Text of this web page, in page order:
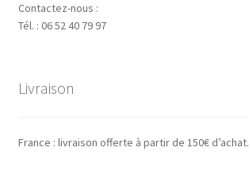
Contactez-nous :
Tél. : 06 52 40 79 97
Livraison
France : livraison offerte à partir de 150€ d’achat.